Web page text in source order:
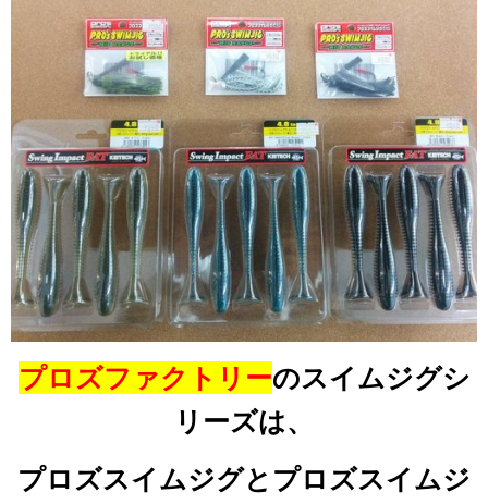
プロズファクトリーのスイムジグシ
リーズは、
プロズスイムジグとプロズスイムジ